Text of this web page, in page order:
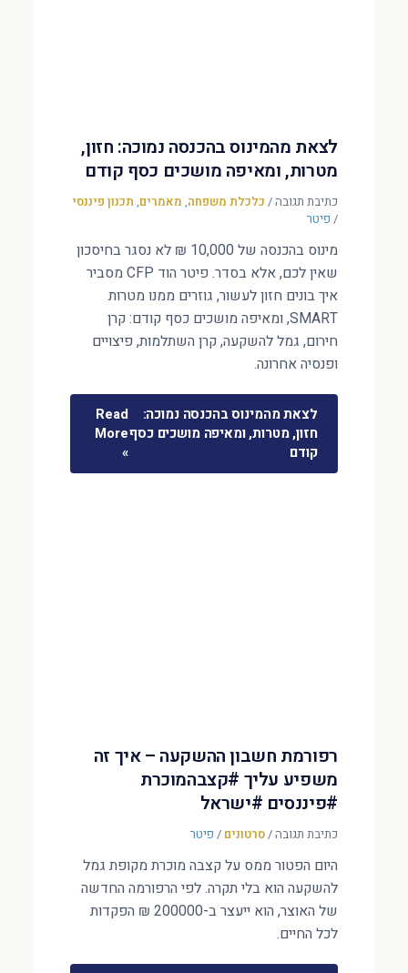
לצאת מהמינוס בהכנסה נמוכה: חזון,
מטרות, ומאיפה מושכים כסף קודם
כתיבת תגובה/ כלכלת משפחה, מאמרים, תכנון פיננסי
/ פיטר
מינוס בהכנסה של 10,000 ₪ לא נסגר בחיסכון
שאין לכם, אלא בסדר. פיטר הוד CFP מסביר
איך בונים חזון לעשור, גוזרים ממנו מטרות
SMART, ומאיפה מושכים כסף קודם: קרן
חירום, גמל להשקעה, קרן השתלמות, פיצויים
ופנסיה אחרונה.
לצאת מהמינוס בהכנסה נמוכה:
חזון, מטרות, ומאיפה מושכים כסף
קודם
Read
More
»
רפורמת חשבון ההשקעה – איך זה
משפיע עליך #קצבהמוכרת
#פיננסים #ישראל
כתיבת תגובה/סרטונים / פיטר
היום הפטור ממס על קצבה מוכרת מקופת גמל
להשקעה הוא בלי תקרה. לפי הרפורמה החדשה
של האוצר, הוא ייעצר ב-200000 ₪ הפקדות
לכל החיים.